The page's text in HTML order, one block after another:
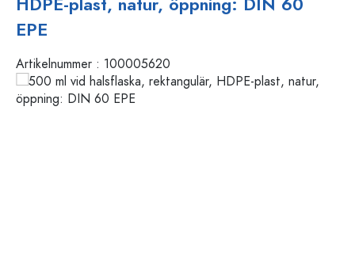
EPE
Artikelnummer : 100005620